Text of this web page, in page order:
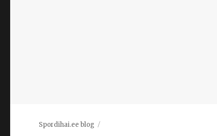
Spordihai.ee blog